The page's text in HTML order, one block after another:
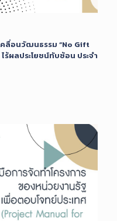
ลื่อนวัฒนธรรม “No Gift
ร้ผลประโยชน์ทับซ้อน ประจำ